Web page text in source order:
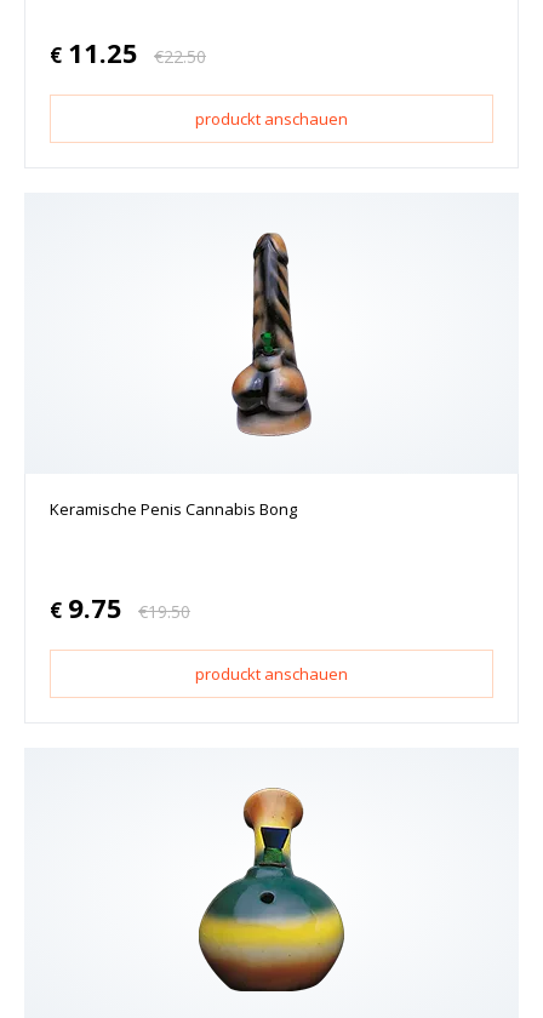
€ 11.25 €22.50
produckt anschauen
Keramische Penis Cannabis Bong
€ 9.75 €19.50
produckt anschauen